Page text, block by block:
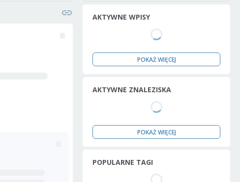
AKTYWNE WPISY
POKAŻ WIĘCEJ
AKTYWNE ZNALEZISKA
POKAŻ WIĘCEJ
POPULARNE TAGI